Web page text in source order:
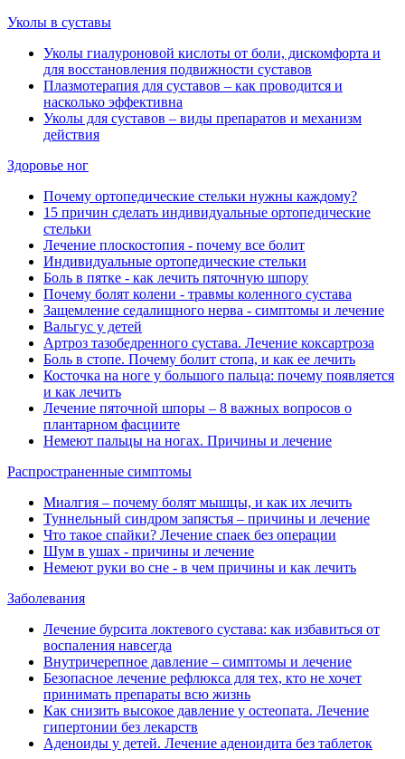
Уколы в суставы
Уколы гиалуроновой кислоты от боли, дискомфорта и
для восстановления подвижности суставов
Плазмотерапия для суставов ‒ как проводится и
насколько эффективна
Уколы для суставов ‒ виды препаратов и механизм
действия
Здоровье ног
Почему ортопедические стельки нужны каждому?
15 причин сделать индивидуальные ортопедические
стельки
Лечение плоскостопия - почему все болит
Индивидуальные ортопедические стельки
Боль в пятке - как лечить пяточную шпору
Почему болят колени - травмы коленного сустава
Защемление седалищного нерва - симптомы и лечение
Вальгус у детей
Артроз тазобедренного сустава. Лечение коксартроза
Боль в стопе. Почему болит стопа, и как ее лечить
Косточка на ноге у большого пальца: почему появляется
и как лечить
Лечение пяточной шпоры – 8 важных вопросов о
плантарном фасциите
Немеют пальцы на ногах. Причины и лечение
Распространенные симптомы
Миалгия ‒ почему болят мышцы, и как их лечить
Туннельный синдром запястья ‒ причины и лечение
Что такое спайки? Лечение спаек без операции
Шум в ушах - причины и лечение
Немеют руки во сне - в чем причины и как лечить
Заболевания
Лечение бурсита локтевого сустава: как избавиться от
воспаления навсегда
Внутричерепное давление ‒ симптомы и лечение
Безопасное лечение рефлюкса для тех, кто не хочет
принимать препараты всю жизнь
Как снизить высокое давление у остеопата. Лечение
гипертонии без лекарств
Аденоиды у детей. Лечение аденоидита без таблеток